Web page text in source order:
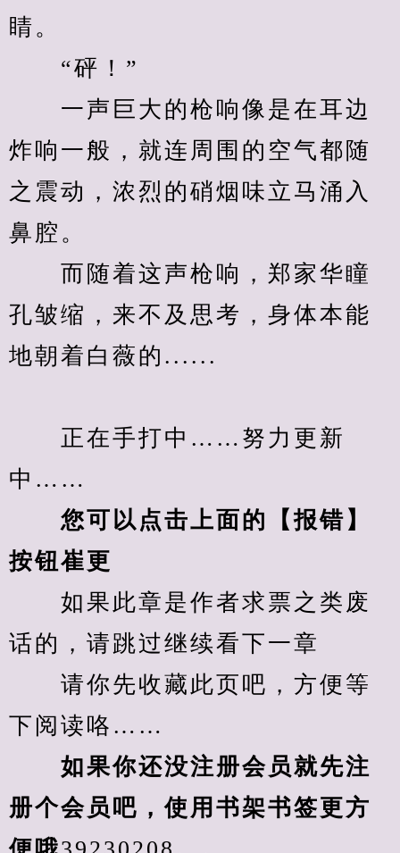
睛。
“砰！”
一声巨大的枪响像是在耳边
炸响一般，就连周围的空气都随
之震动，浓烈的硝烟味立马涌入
鼻腔。
而随着这声枪响，郑家华瞳
孔皱缩，来不及思考，身体本能
地朝着白薇的......
正在手打中……努力更新
中……
您可以点击上面的【报错】
按钮崔更
如果此章是作者求票之类废
话的，请跳过继续看下一章
请你先收藏此页吧，方便等
下阅读咯……
如果你还没注册会员就先注
册个会员吧，使用书架书签更方